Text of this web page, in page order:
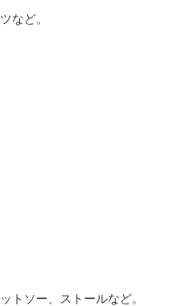
など。
トソー、ストールなど。